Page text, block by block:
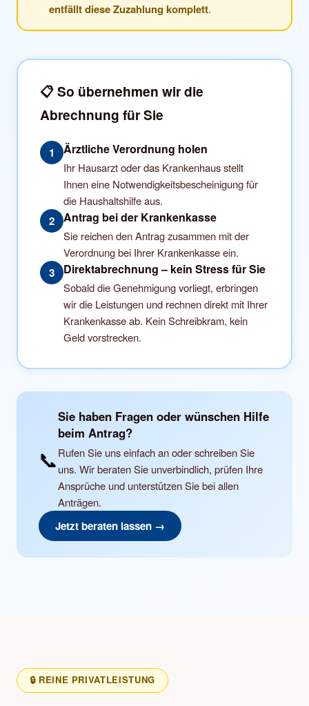
entfällt diese Zuzahlung komplett.
📋 So übernehmen wir die
Abrechnung für Sie
1 Ärztliche Verordnung holen
Ihr Hausarzt oder das Krankenhaus stellt
Ihnen eine Notwendigkeitsbescheinigung für
die Haushaltshilfe aus.
2 Antrag bei der Krankenkasse
Sie reichen den Antrag zusammen mit der
Verordnung bei Ihrer Krankenkasse ein.
3 Direktabrechnung – kein Stress für Sie
Sobald die Genehmigung vorliegt, erbringen
wir die Leistungen und rechnen direkt mit Ihrer
Krankenkasse ab. Kein Schreibkram, kein
Geld vorstrecken.
📞
Sie haben Fragen oder wünschen Hilfe
beim Antrag?
Rufen Sie uns einfach an oder schreiben Sie
uns. Wir beraten Sie unverbindlich, prüfen Ihre
Ansprüche und unterstützen Sie bei allen
Anträgen.
Jetzt beraten lassen →
🔒 REINE PRIVATLEISTUNG